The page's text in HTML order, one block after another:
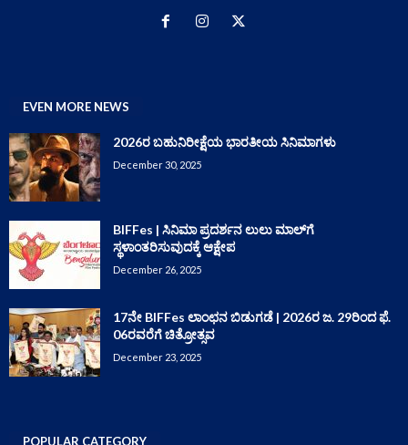
EVEN MORE NEWS
2026ರ ಬಹುನಿರೀಕ್ಷೆಯ ಭಾರತೀಯ ಸಿನಿಮಾಗಳು
December 30, 2025
BIFFes | ಸಿನಿಮಾ ಪ್ರದರ್ಶನ ಲುಲು ಮಾಲ್‌ಗೆ
ಸ್ಥಳಾಂತರಿಸುವುದಕ್ಕೆ ಆಕ್ಷೇಪ
December 26, 2025
17ನೇ BIFFes ಲಾಂಛನ ಬಿಡುಗಡೆ | 2026ರ ಜ. 29ರಿಂದ ಫೆ.
06ರವರೆಗೆ ಚಿತ್ರೋತ್ಸವ
December 23, 2025
POPULAR CATEGORY